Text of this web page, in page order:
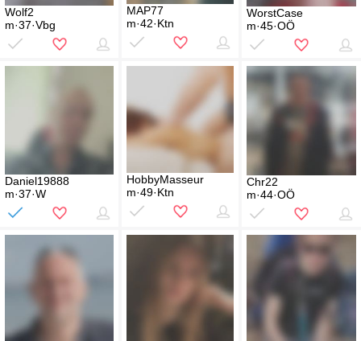
Wolf2
m·37·Vbg
MAP77
m·42·Ktn
WorstCase
m·45·OÖ
Daniel19888
m·37·W
HobbyMasseur
m·49·Ktn
Chr22
m·44·OÖ